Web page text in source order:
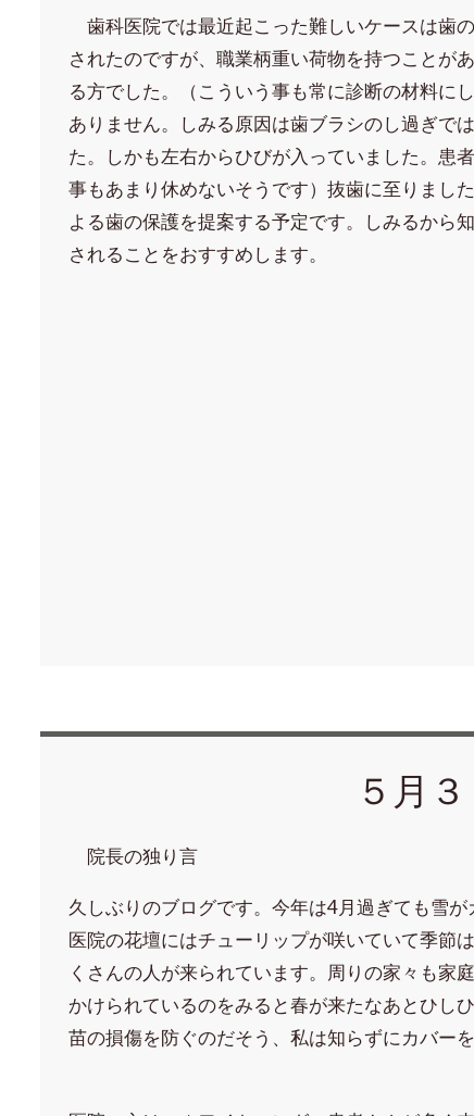
歯科医院では最近起こった難しいケースは歯
されたのですが、職業柄重い荷物を持つことが
る方でした。（こういう事も常に診断の材料に
ありません。しみる原因は歯ブラシのし過ぎで
た。しかも左右からひびが入っていました。患
事もあまり休めないそうです）抜歯に至りまし
よる歯の保護を提案する予定です。しみるから
されることをおすすめしま
５月
院長の独り言
久しぶりのブログです。今年は4月過ぎても雪
医院の花壇にはチューリップが咲いていて季節
くさんの人が来られています。周りの家々も家
かけられているのをみると春が来たなあとひし
苗の損傷を防ぐのだそう、私は知らずにカバー